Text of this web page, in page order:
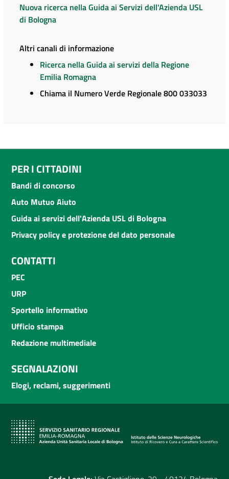
Nuova ricerca nella Guida ai Servizi dell'Azienda USL
di Bologna
Altri canali di informazione
Ricerca nella Guida ai servizi della Regione
Emilia Romagna
Chiama il Numero Verde Regionale 800 033033
PER I CITTADINI
Bandi di concorso
Auto Mutuo Aiuto
Guida ai servizi dell'Azienda USL di Bologna
Privacy policy e protezione del dato personale
CONTATTI
PEC
URP
Sportello informativo
Ufficio stampa
Redazione multimediale
SEGNALAZIONI
Elogi, reclami, suggerimenti